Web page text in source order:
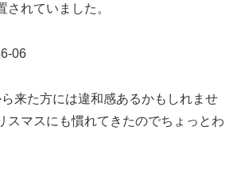
されていました。
来た方には違和感あるかもしれませ
スマスにも慣れてきたのでちょっとわ